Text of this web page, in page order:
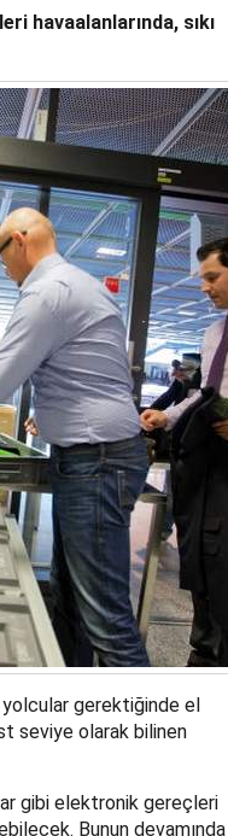
havaalanlarında, sıkı
yolcular gerektiğinde el
seviye olarak bilinen
gibi elektronik gereçleri
Bunun devamında